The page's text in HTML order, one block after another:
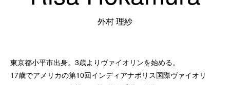
外村 理紗
東京都小平市出身。3歳よりヴァイオリンを始める。
17歳でアメリカの第10回インディアナポリス国際ヴァイオリ